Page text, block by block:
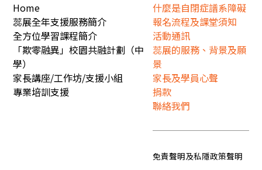
Home
蕊展全年支援服務簡介
全方位學習課程簡介
「欺零融異」校園共融計劃（中
學）
家長講座/工作坊/支援小組
專業培訓支援
什麼是自閉症譜系障礙
報名流程及課堂須知
活動通訊
蕊展的服務、背景及願
景
家長及學員心聲
捐款
聯絡我們
免責聲明及私隱政策聲明